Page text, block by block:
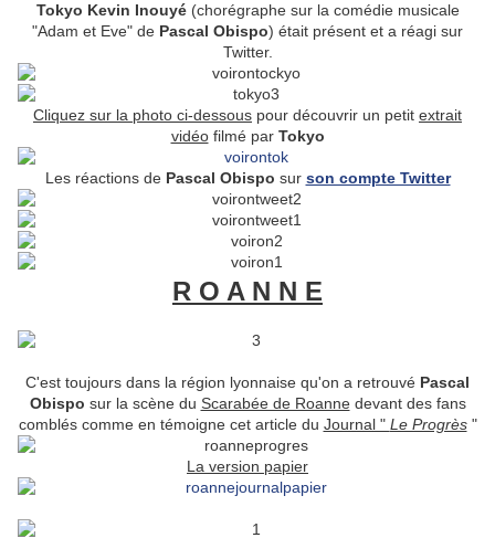
Tokyo Kevin Inouyé(chorégraphe sur la comédie musicale
"Adam et Eve" de Pascal Obispo) était présent et a réagi sur
Twitter.
Cliquez sur la photo ci-dessous pour découvrir un petit extrait
vidéofilmé par Tokyo
Les réactions de Pascal Obispo sur son compte Twitter
R O A N N E
C'est toujours dans la région lyonnaise qu'on a retrouvé Pascal
Obispo sur la scène du Scarabée de Roannedevant des fans
comblés comme en témoigne cet article du Journal " Le Progrès"
La version papier